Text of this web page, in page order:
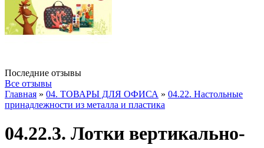
Последние отзывы
Все отзывы
Главная » 04. ТОВАРЫ ДЛЯ ОФИСА » 04.22. Настольные
принадлежности из металла и пластика
04.22.3. Лотки вертикально-